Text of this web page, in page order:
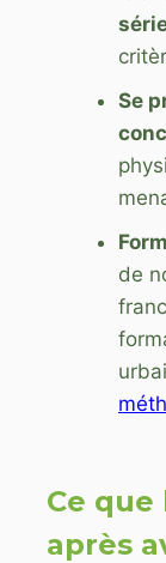
Se
de
Ce
après